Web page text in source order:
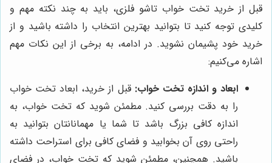
قبل از خرید تخت خواب تاشو فلزی، باید به چند نکته مهم و
کلیدی توجه کنید تا بتوانید بهترین انتخاب را داشته باشید و از
خرید خود پشیمان نشوید. در ادامه، به برخی از این نکات مهم
اشاره می‌کنیم:
ابعاد و اندازه تخت خواب: قبل از خرید، ابعاد تخت خواب
را به دقت بررسی کنید. مطمئن شوید که تخت خواب، به
اندازه کافی بزرگ باشد تا شما یا مهمانانتان بتوانید به
راحتی روی آن بخوابید و فضای کافی برای استراحت داشته
باشید. همچنین، مطمئن شوید که تخت خواب، در فضای